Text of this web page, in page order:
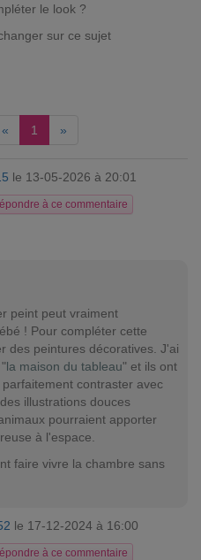
le look ?
sur ce sujet
« 1 »
le 13-05-2026 à 20:01
à ce commentaire
peint peut vraiment
! Pour compléter cette
des peintures décoratives. J'ai
la maison du tableau" et ils ont
contraster avec
illustrations douces
pourraient apporter
à l'espace.
faire vivre la chambre sans
le 17-12-2024 à 16:00
à ce commentaire